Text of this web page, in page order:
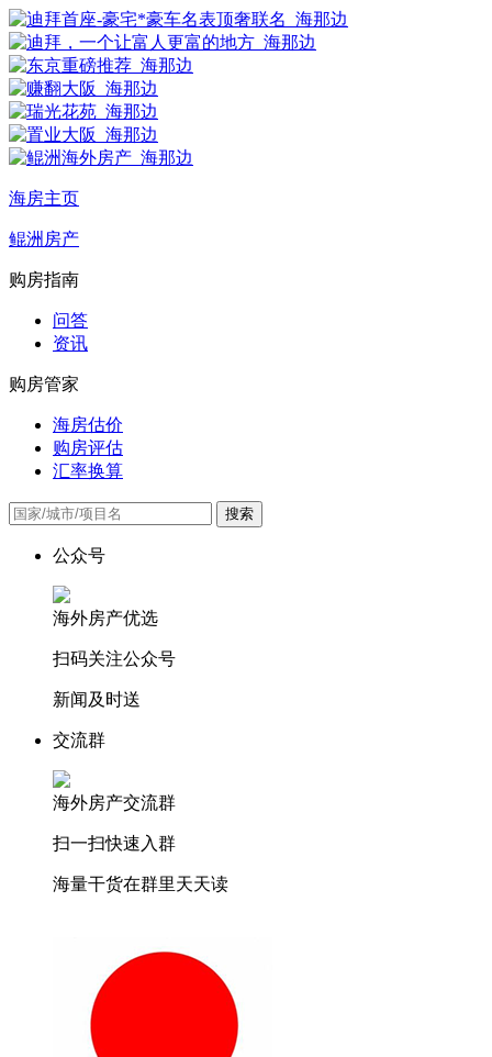
海房主页
鲲洲房产
购房指南
问答
资讯
购房管家
海房估价
购房评估
汇率换算
搜索
公众号
海外房产优选
扫码关注公众号
新闻及时送
交流群
海外房产交流群
扫一扫快速入群
海量干货在群里天天读